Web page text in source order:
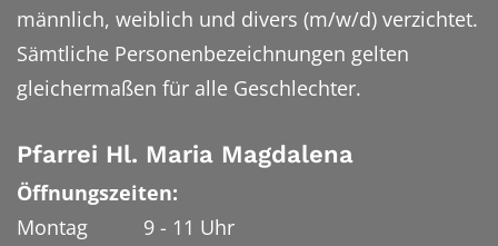
männlich, weiblich und divers (m/w/d) verzichtet.
Sämtliche Personenbezeichnungen gelten
gleichermaßen für alle Geschlechter.
Pfarrei Hl. Maria Magdalena
Öffnungszeiten:
Montag 9 - 11 Uhr